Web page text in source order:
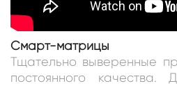
Смарт-матрицы
Тщательно выверенные
постоянного качества.